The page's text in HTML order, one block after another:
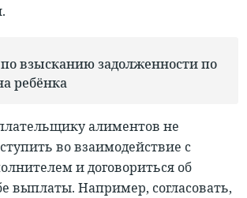
взысканию задолженности по
ребёнка
алиментов не
во взаимодействие с
и договориться об
выплаты. Например, согласовать,